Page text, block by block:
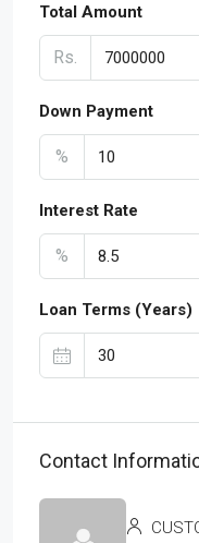
Total Amount
Rs.
Down Payment
%
Interest Rate
%
Loan Terms (Years)
Contact